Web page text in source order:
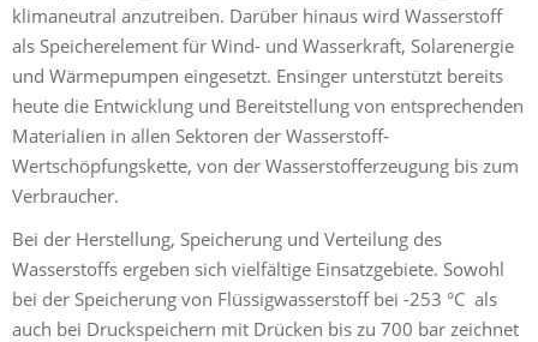
klimaneutral anzutreiben. Darüber hinaus wird Wasserstoff
als Speicherelement für Wind- und Wasserkraft, Solarenergie
und Wärmepumpen eingesetzt. Ensinger unterstützt bereits
heute die Entwicklung und Bereitstellung von entsprechenden
Materialien in allen Sektoren der Wasserstoff-
Wertschöpfungskette, von der Wasserstofferzeugung bis zum
Verbraucher.
Bei der Herstellung, Speicherung und Verteilung des
Wasserstoffs ergeben sich vielfältige Einsatzgebiete. Sowohl
bei der Speicherung von Flüssigwasserstoff bei -253 °C als
auch bei Druckspeichern mit Drücken bis zu 700 bar zeichnet